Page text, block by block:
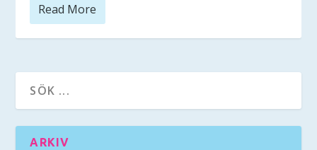
Read More
ARKIV